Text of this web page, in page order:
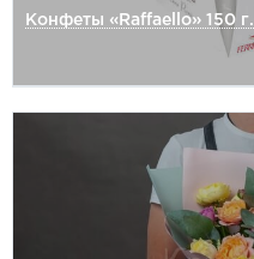
Конфеты «Raffaello» 150 г.